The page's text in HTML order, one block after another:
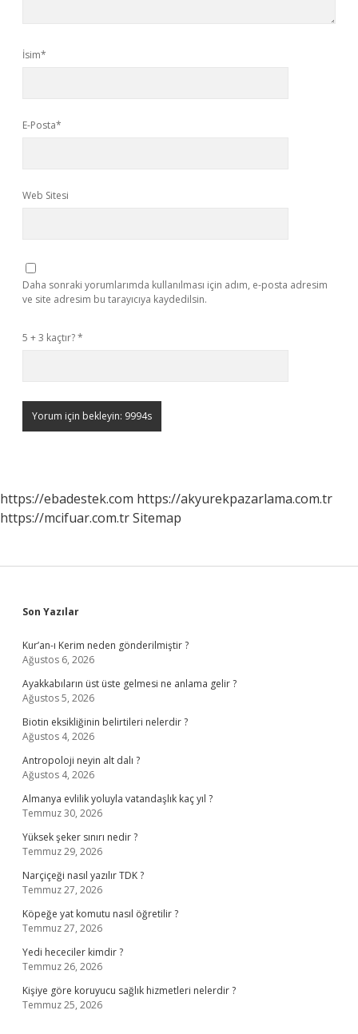
İsim*
E-Posta*
Web Sitesi
Daha sonraki yorumlarımda kullanılması için adım, e-posta adresim
ve site adresim bu tarayıcıya kaydedilsin.
5 + 3 kaçtır?*
https://ebadestek.com https://akyurekpazarlama.com.tr
https://mcifuar.com.trSitemap
Sidebar
Son Yazılar
Kur’an-ı Kerim neden gönderilmiştir ?
Ağustos 6, 2026
Ayakkabıların üst üste gelmesi ne anlama gelir ?
Ağustos 5, 2026
Biotin eksikliğinin belirtileri nelerdir ?
Ağustos 4, 2026
Antropoloji neyin alt dalı ?
Ağustos 4, 2026
Almanya evlilik yoluyla vatandaşlık kaç yıl ?
Temmuz 30, 2026
Yüksek şeker sınırı nedir ?
Temmuz 29, 2026
Narçiçeği nasıl yazılır TDK ?
Temmuz 27, 2026
Köpeğe yat komutu nasıl öğretilir ?
Temmuz 27, 2026
Yedi hececiler kimdir ?
Temmuz 26, 2026
Kişiye göre koruyucu sağlık hizmetleri nelerdir ?
Temmuz 25, 2026